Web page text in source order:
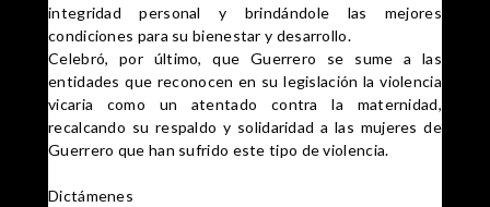
integridad personal y brindándole las mejores
condiciones para su bienestar y desarrollo.
Celebró, por último, que Guerrero se sume a las
entidades que reconocen en su legislación la violencia
vicaria como un atentado contra la maternidad,
recalcando su respaldo y solidaridad a las mujeres de
Guerrero que han sufrido este tipo de violencia.
Dictámenes